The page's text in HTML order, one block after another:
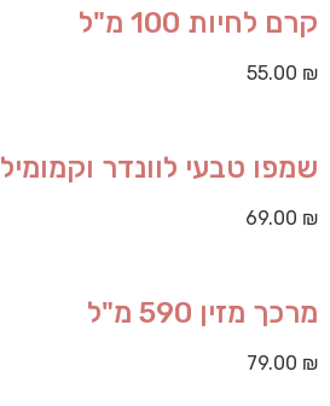
קרם לחיות 100 מ"ל
55.00 ₪
שמפו טבעי לוונדר וקמומיל 500 מ"ל
69.00 ₪
מרכך מזין 590 מ"ל
79.00 ₪